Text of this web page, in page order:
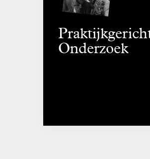
Onderzoek